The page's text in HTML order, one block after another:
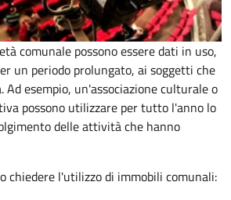
comunale possono essere dati in uso,
un periodo prolungato, ai soggetti che
Ad esempio, un'associazione culturale o
possono utilizzare per tutto l'anno lo
delle attività che hanno
chiedere l'utilizzo di immobili comunali: